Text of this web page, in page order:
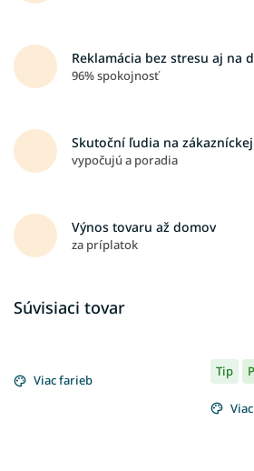
Reklamácia bez stresu aj na
96% spokojnosť
Skutoční ľudia na
vypočujú a poradia
Výnos tovaru až domov
za príplatok
Súvisiaci tovar
Viac farieb
Tip